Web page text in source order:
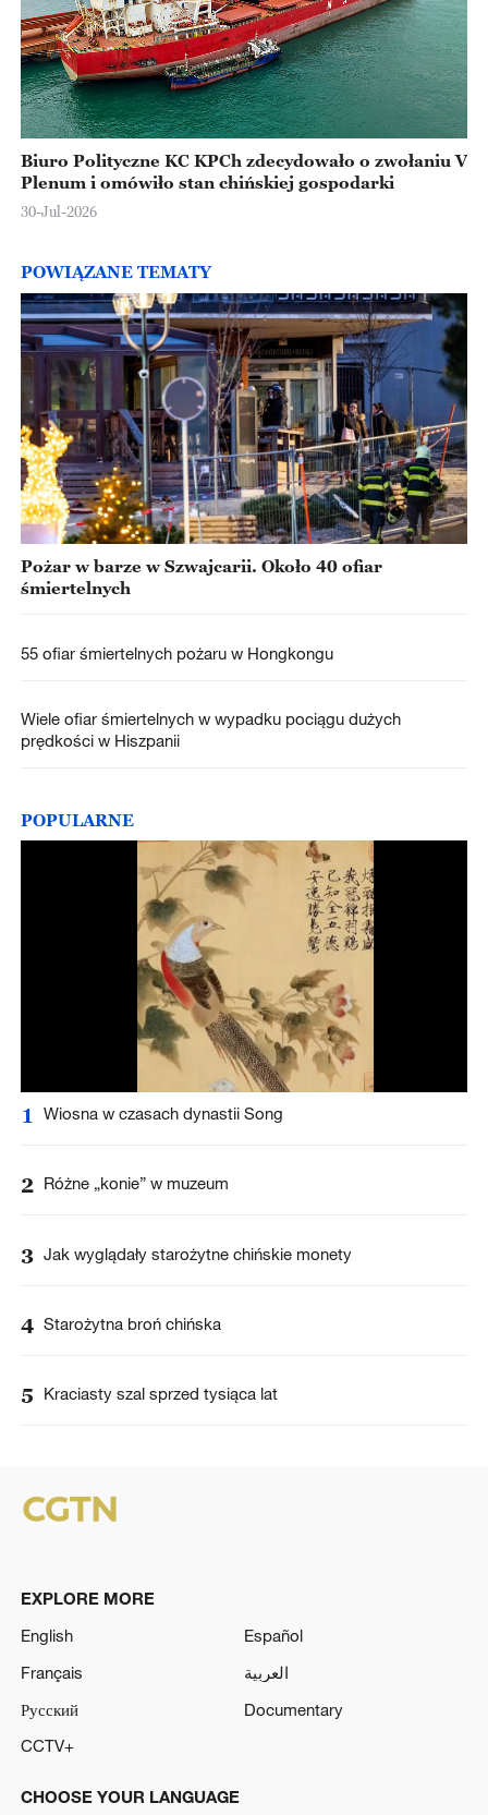
Biuro Polityczne KC KPCh zdecydowało o zwołaniu V
Plenum i omówiło stan chińskiej gospodarki
30-Jul-2026
POWIĄZANE TEMATY
Pożar w barze w Szwajcarii. Około 40 ofiar
śmiertelnych
55 ofiar śmiertelnych pożaru w Hongkongu
Wiele ofiar śmiertelnych w wypadku pociągu dużych
prędkości w Hiszpanii
POPULARNE
1 Wiosna w czasach dynastii Song
2 Różne „konie” w muzeum
3 Jak wyglądały starożytne chińskie monety
4 Starożytna broń chińska
5 Kraciasty szal sprzed tysiąca lat
EXPLORE MORE
English
Español
Français
العربية
Русский
Documentary
CCTV+
CHOOSE YOUR LANGUAGE